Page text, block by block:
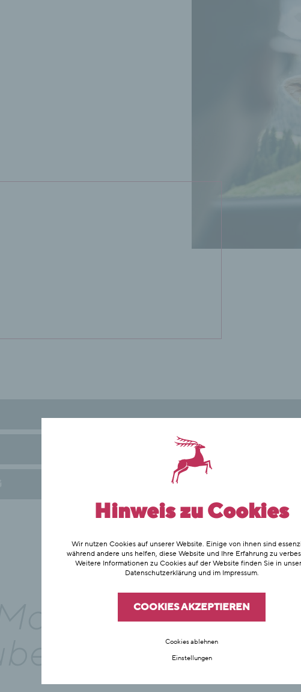
Hinweis zu Cookies
Wir nutzen Cookies auf unserer Website. Einige von ihnen sind
während andere uns helfen, diese Website und Ihre Erfahrung zu
Weitere Informationen zu Cookies auf der Website finden Sie in
Datenschutzerklärung und im Impressum.
COOKIES AKZEPTIEREN
Cookies ablehnen
Einstellungen